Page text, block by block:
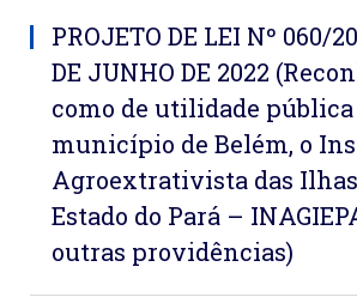
PROJETO DE LEI Nº 060/
DE JUNHO DE 2022
como de utilidade pública
município de Belém, o
Agroextrativista das
Estado do Pará –
outras providências)